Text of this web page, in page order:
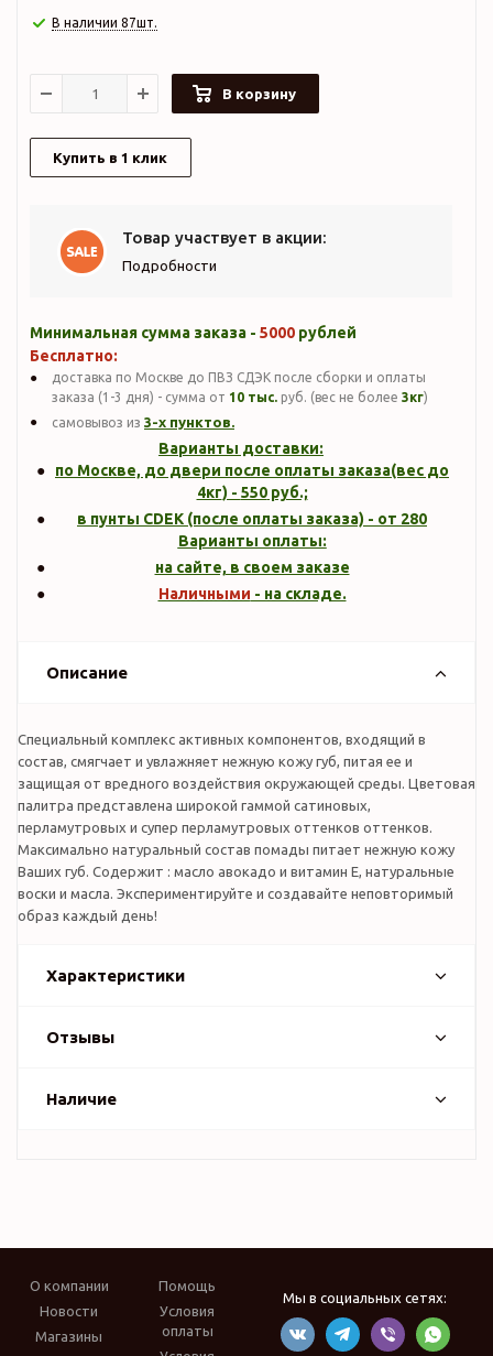
В наличии 87шт.
В корзину
Купить в 1 клик
Товар участвует в акции:
Подробности
Минимальная сумма заказа - 5000 рублей
Бесплатно:
доставка по Москве до ПВЗ СДЭК после сборки и оплаты
заказа (1-3 дня) - сумма от 10 тыс. руб. (вес не более 3кг)
самовывоз из 3-х пунктов.
Варианты доставки:
по Москве, до двери после оплаты заказа(вес до
4кг) - 550руб.;
в пунты CDEK (после оплаты заказа) - от 280
Варианты оплаты:
на сайте, в своем заказе
Наличными - на складе.
Описание
Специальный комплекс активных компонентов, входящий в
состав, смягчает и увлажняет нежную кожу губ, питая ее и
защищая от вредного воздействия окружающей среды. Цветовая
палитра представлена широкой гаммой сатиновых,
перламутровых и супер перламутровых оттенков оттенков.
Максимально натуральный состав помады питает нежную кожу
Ваших губ. Cодержит : масло авокадо и витамин Е, натуральные
воски и масла. Экспериментируйте и создавайте неповторимый
образ каждый день!
Характеристики
Отзывы
Наличие
О компании
Новости
Магазины
Помощь
Условия
оплаты
Мы в социальных сетях: